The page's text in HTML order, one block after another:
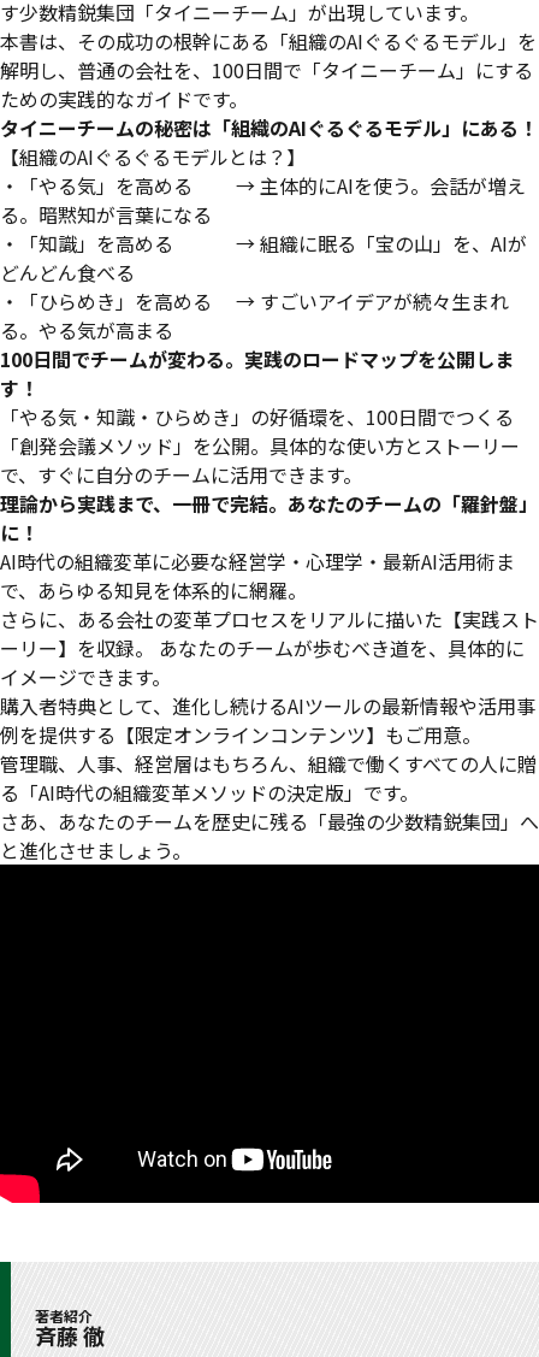
す少数精鋭集団「タイニーチーム」が出現しています。
本書は、その成功の根幹にある「組織のAIぐるぐるモデル」を
解明し、普通の会社を、100日間で「タイニーチーム」にする
ための実践的なガイドです。
タイニーチームの秘密は「組織のAIぐるぐるモデル」にある！
【組織のAIぐるぐるモデルとは？】
・「やる気」を高める → 主体的にAIを使う。会話が増え
る。暗黙知が言葉になる
・「知識」を高める → 組織に眠る「宝の山」を、AIが
どんどん食べる
・「ひらめき」を高める → すごいアイデアが続々生まれ
る。やる気が高まる
100日間でチームが変わる。実践のロードマップを公開しま
す！
「やる気・知識・ひらめき」の好循環を、100日間でつくる
「創発会議メソッド」を公開。具体的な使い方とストーリー
で、すぐに自分のチームに活用できます。
理論から実践まで、一冊で完結。あなたのチームの「羅針盤」
に！
AI時代の組織変革に必要な経営学・心理学・最新AI活用術ま
で、あらゆる知見を体系的に網羅。
さらに、ある会社の変革プロセスをリアルに描いた【実践スト
ーリー】を収録。 あなたのチームが歩むべき道を、具体的に
イメージできます。
購入者特典として、進化し続けるAIツールの最新情報や活用事
例を提供する【限定オンラインコンテンツ】もご用意。
管理職、人事、経営層はもちろん、組織で働くすべての人に贈
る「AI時代の組織変革メソッドの決定版」です。
さあ、あなたのチームを歴史に残る「最強の少数精鋭集団」へ
と進化させましょう。
著者紹介
斉藤 徹